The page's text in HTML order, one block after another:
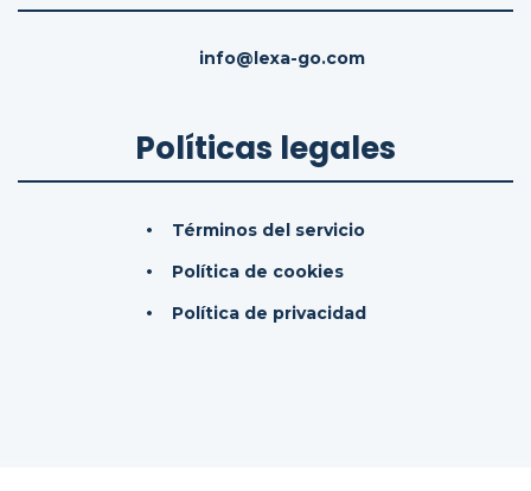
info@lexa-go.com
Políticas legales
Términos del servicio
Política de cookies
Política de privacidad